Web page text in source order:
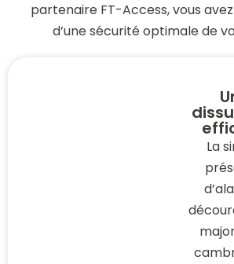
partenaire FT-Access, vous
d’une sécurité optimale de
La